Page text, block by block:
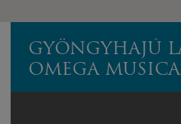
GYÖNGYHAJÚ
OMEGA